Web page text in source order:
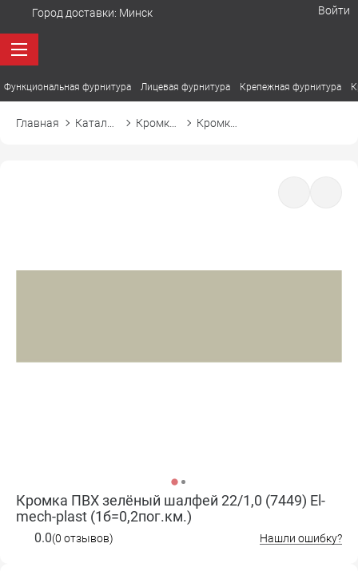
Город доставки: Минск Войти
Функциональная фурнитура Лицевая фурнитура Крепежная фурнитура
Главная
Кромка ПВХ зелёный шалфей 22/1,0 (7449) El-
mech-plast (1б=0,2пог.км.)
0.0(0 отзывов) Нашли ошибку?